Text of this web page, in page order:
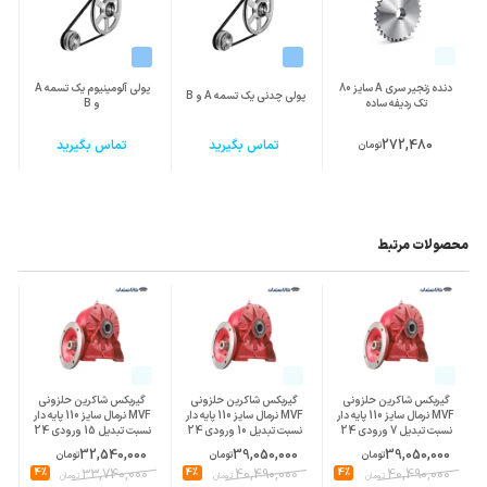
دنده زنجیر سری A سایز 80
تک ردیفه ساده
272,480تومان
پولی چدنی یک تسمه A و B
تماس بگیرید
پولی آلومینیوم یک تسمه A
و B
تماس بگیرید
محصولات مرتبط
گیربکس شاکرین حلزونی
MVF نرمال سایز 110 پایه دار
نسبت تبدیل 7 ورودی 24
پوسته چدن
39,050,000تومان
40,490,000تومان 4%
گیربکس شاکرین حلزونی
MVF نرمال سایز 110 پایه دار
نسبت تبدیل 10 ورودی 24
پوسته چدن
39,050,000تومان
40,490,000تومان 4%
گیربکس شاکرین حلزونی
MVF نرمال سایز 110 پایه دار
نسبت تبدیل 15 ورودی 24
پوسته چدن
32,540,000تومان
33,740,000تومان 4%